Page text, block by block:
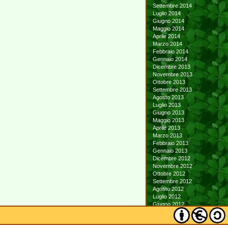
Settembre 2014
Luglio 2014
Giugno 2014
Maggio 2014
Aprile 2014
Marzo 2014
Febbraio 2014
Gennaio 2014
Dicembre 2013
Novembre 2013
Ottobre 2013
Settembre 2013
Agosto 2013
Luglio 2013
Giugno 2013
Maggio 2013
Aprile 2013
Marzo 2013
Febbraio 2013
Gennaio 2013
Dicembre 2012
Novembre 2012
Ottobre 2012
Settembre 2012
Agosto 2012
Luglio 2012
Giugno 2012
Maggio 2012
Aprile 2012